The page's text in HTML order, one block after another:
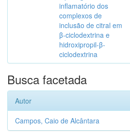
inflamatório dos
complexos de
inclusão de citral em
β-ciclodextrina e
hidroxipropil-β-
ciclodextrina
Busca facetada
Autor
Campos, Caio de Alcântara